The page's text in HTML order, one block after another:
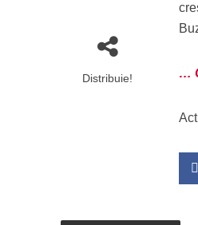
Distribuie! …